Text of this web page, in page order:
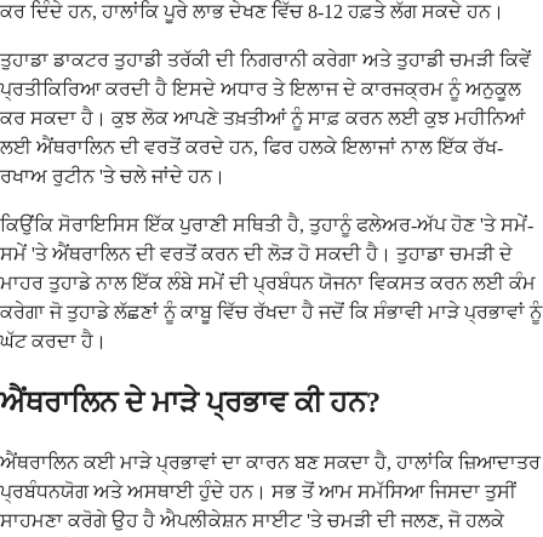
ਕਰ ਦਿੰਦੇ ਹਨ, ਹਾਲਾਂਕਿ ਪੂਰੇ ਲਾਭ ਦੇਖਣ ਵਿੱਚ 8-12 ਹਫ਼ਤੇ ਲੱਗ ਸਕਦੇ ਹਨ।
ਤੁਹਾਡਾ ਡਾਕਟਰ ਤੁਹਾਡੀ ਤਰੱਕੀ ਦੀ ਨਿਗਰਾਨੀ ਕਰੇਗਾ ਅਤੇ ਤੁਹਾਡੀ ਚਮੜੀ ਕਿਵੇਂ
ਪ੍ਰਤੀਕਿਰਿਆ ਕਰਦੀ ਹੈ ਇਸਦੇ ਅਧਾਰ ਤੇ ਇਲਾਜ ਦੇ ਕਾਰਜਕ੍ਰਮ ਨੂੰ ਅਨੁਕੂਲ
ਕਰ ਸਕਦਾ ਹੈ। ਕੁਝ ਲੋਕ ਆਪਣੇ ਤਖ਼ਤੀਆਂ ਨੂੰ ਸਾਫ਼ ਕਰਨ ਲਈ ਕੁਝ ਮਹੀਨਿਆਂ
ਲਈ ਐਂਥਰਾਲਿਨ ਦੀ ਵਰਤੋਂ ਕਰਦੇ ਹਨ, ਫਿਰ ਹਲਕੇ ਇਲਾਜਾਂ ਨਾਲ ਇੱਕ ਰੱਖ-
ਰਖਾਅ ਰੁਟੀਨ 'ਤੇ ਚਲੇ ਜਾਂਦੇ ਹਨ।
ਕਿਉਂਕਿ ਸੋਰਾਇਸਿਸ ਇੱਕ ਪੁਰਾਣੀ ਸਥਿਤੀ ਹੈ, ਤੁਹਾਨੂੰ ਫਲੇਅਰ-ਅੱਪ ਹੋਣ 'ਤੇ ਸਮੇਂ-
ਸਮੇਂ 'ਤੇ ਐਂਥਰਾਲਿਨ ਦੀ ਵਰਤੋਂ ਕਰਨ ਦੀ ਲੋੜ ਹੋ ਸਕਦੀ ਹੈ। ਤੁਹਾਡਾ ਚਮੜੀ ਦੇ
ਮਾਹਰ ਤੁਹਾਡੇ ਨਾਲ ਇੱਕ ਲੰਬੇ ਸਮੇਂ ਦੀ ਪ੍ਰਬੰਧਨ ਯੋਜਨਾ ਵਿਕਸਤ ਕਰਨ ਲਈ ਕੰਮ
ਕਰੇਗਾ ਜੋ ਤੁਹਾਡੇ ਲੱਛਣਾਂ ਨੂੰ ਕਾਬੂ ਵਿੱਚ ਰੱਖਦਾ ਹੈ ਜਦੋਂ ਕਿ ਸੰਭਾਵੀ ਮਾੜੇ ਪ੍ਰਭਾਵਾਂ ਨੂੰ
ਘੱਟ ਕਰਦਾ ਹੈ।
ਐਂਥਰਾਲਿਨ ਦੇ ਮਾੜੇ ਪ੍ਰਭਾਵ ਕੀ ਹਨ?
ਐਂਥਰਾਲਿਨ ਕਈ ਮਾੜੇ ਪ੍ਰਭਾਵਾਂ ਦਾ ਕਾਰਨ ਬਣ ਸਕਦਾ ਹੈ, ਹਾਲਾਂਕਿ ਜ਼ਿਆਦਾਤਰ
ਪ੍ਰਬੰਧਨਯੋਗ ਅਤੇ ਅਸਥਾਈ ਹੁੰਦੇ ਹਨ। ਸਭ ਤੋਂ ਆਮ ਸਮੱਸਿਆ ਜਿਸਦਾ ਤੁਸੀਂ
ਸਾਹਮਣਾ ਕਰੋਗੇ ਉਹ ਹੈ ਐਪਲੀਕੇਸ਼ਨ ਸਾਈਟ 'ਤੇ ਚਮੜੀ ਦੀ ਜਲਣ, ਜੋ ਹਲਕੇ